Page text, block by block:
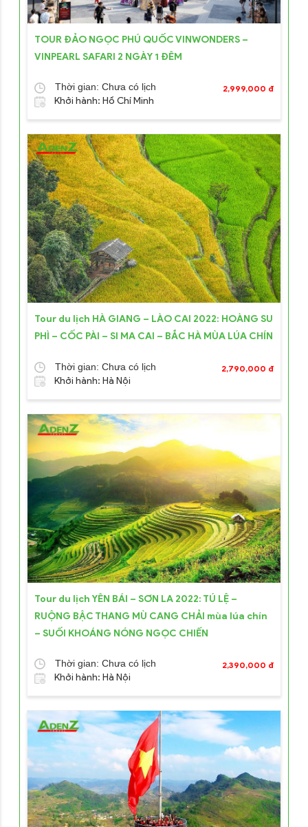
TOUR ĐẢO NGỌC PHÚ QUỐC VINWONDERS –
VINPEARL SAFARI 2 NGÀY 1 ĐÊM
Thời gian: Chưa có lịch
Khởi hành: Hồ Chí Minh
2,999,000 đ
Tour du lịch HÀ GIANG – LÀO CAI 2022: HOÀNG SU
PHÌ – CỐC PÀI – SI MA CAI – BẮC HÀ MÙA LÚA CHÍN
Thời gian: Chưa có lịch
Khởi hành: Hà Nội
2,790,000 đ
Tour du lịch YÊN BÁI – SƠN LA 2022: TÚ LỆ –
RUỘNG BẬC THANG MÙ CANG CHẢI mùa lúa chín
– SUỐI KHOÁNG NÓNG NGỌC CHIẾN
Thời gian: Chưa có lịch
Khởi hành: Hà Nội
2,390,000 đ